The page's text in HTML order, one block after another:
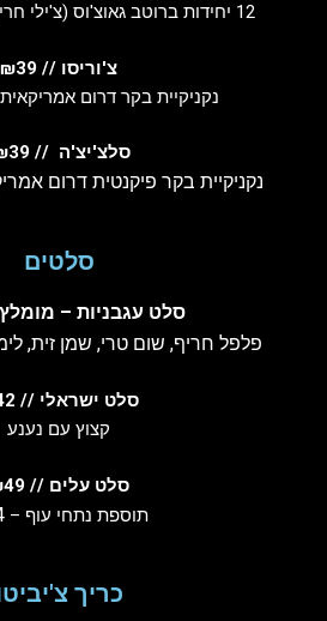
12 יחידות ברוטב גאוצ'וס (צ'ילי חריף מתוק) ובצל ירוק
צ'וריסו // ₪39
נקניקיית בקר דרום
סלצ'יצ'ה // ₪39
נקניקיית בקר פיקנטית דרום
סלטים
סלט עגבניות – מומלץ! //
פלפל חריף, שום טרי, שמן זית,
סלט ישראלי // ₪42
קצוץ עם נענע
סלט עלים // ₪49
תוספת נתחי עוף –
כריך